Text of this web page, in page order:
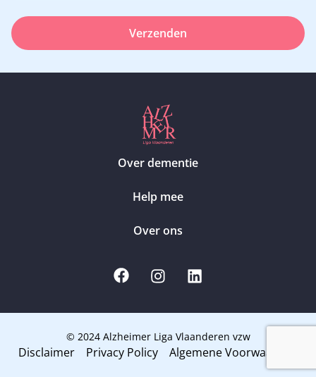
Verzenden
Over dementie
Help mee
Over ons
© 2024 Alzheimer Liga Vlaanderen vzw
Disclaimer Privacy Policy Algemene Voorwaarden